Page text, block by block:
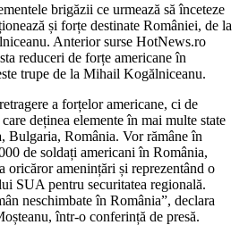
brigăzii ce urmează să înceteze
și forțe destinate României, de la
Anterior surse HotNews.ro
reduceri de forțe americane în
trupe de la Mihail Kogălniceanu.
a forțelor americane, ci de
deținea elemente în mai multe state
Bulgaria, România. Vor rămâne în
de soldați americani în România,
oricăror amenințări și reprezentând o
SUA pentru securitatea regională.
neschimbate în România”, declara
într-o conferință de presă.